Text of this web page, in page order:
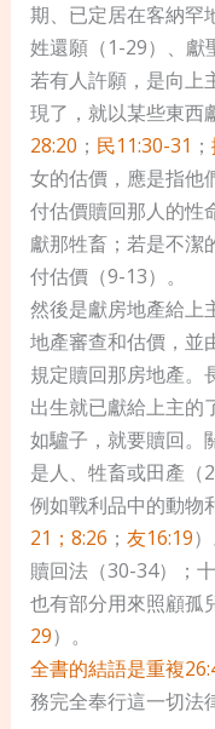
期、已定居在客納罕
姓還願（1-29）、獻
若有人許願，是向上
現了，就以某些東西
28:20 ； 民11:30-31 ；
女的估價，應是指他
付估價贖回那人的性
獻那牲畜；若是不潔
付估價（9-13）。
然後是獻房地產給上
地產審查和估價，並
規定贖回那房地產。
出生就已獻給上主的
如驢子，就要贖回。
是人、牲畜或田產（
例如戰利品中的動物
21；8:26 ； 友16:19
贖回法（30-34）；
也有部分用來照顧孤
29）。
全書的結語是重複
務完全奉行這一切法